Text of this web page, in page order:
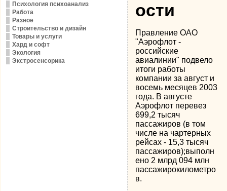
Психология психоанализ
Работа
Разное
Строительство и дизайн
Товары и услуги
Хард и софт
Экология
Экстросенсорика
ости
Правление ОАО
"Аэрофлот -
российские
авиалинии" подвело
итоги работы
компании за август и
восемь месяцев 2003
года. В августе
Аэрофлот перевез
699,2 тысяч
пассажиров (в том
числе на чартерных
рейсах - 15,3 тысяч
пассажиров);выполн
ено 2 млрд 094 млн
пассажирокилометро
в.